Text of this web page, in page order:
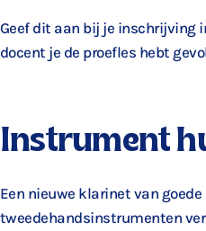
Geef dit aan bij je inschrijving
docent je de proefles hebt
Instrument
Een nieuwe klarinet van
tweedehandsinstrumenten